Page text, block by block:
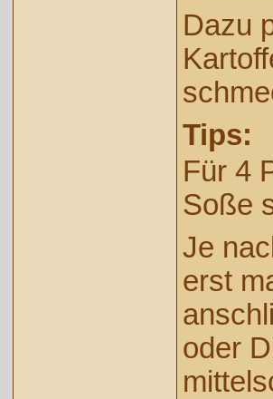
Dazu
Tips:
Für 4
Soße
Je
erst
oder